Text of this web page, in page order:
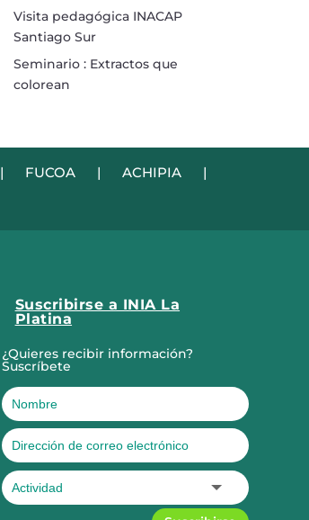
Visita pedagógica INACAP
Santiago Sur
Seminario : Extractos que
colorean
| FUCOA | ACHIPIA
|
Suscribirse a INIA La
Platina
¿Quieres recibir información?
Suscríbete